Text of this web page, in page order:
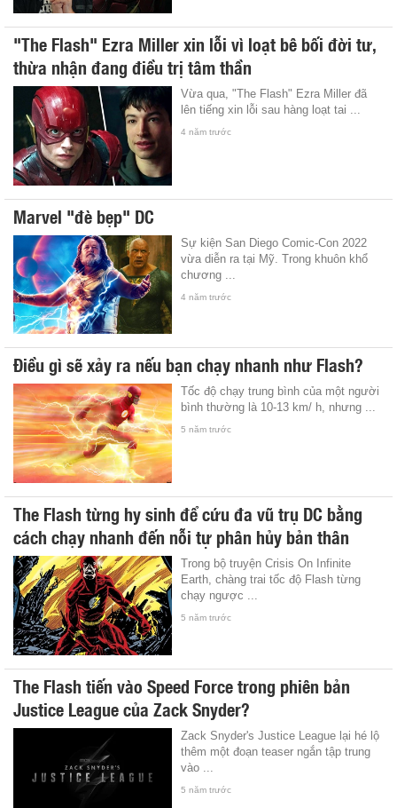
"The Flash" Ezra Miller xin lỗi vì loạt bê bối đời tư,
thừa nhận đang điều trị tâm thần
Vừa qua, "The Flash" Ezra Miller đã
lên tiếng xin lỗi sau hàng loạt tai ...
4 năm trước
Marvel "đè bẹp" DC
Sự kiện San Diego Comic-Con 2022
vừa diễn ra tại Mỹ. Trong khuôn khổ
chương ...
4 năm trước
Điều gì sẽ xảy ra nếu bạn chạy nhanh như Flash?
Tốc độ chạy trung bình của một người
bình thường là 10-13 km/ h, nhưng ...
5 năm trước
The Flash từng hy sinh để cứu đa vũ trụ DC bằng
cách chạy nhanh đến nỗi tự phân hủy bản thân
Trong bộ truyện Crisis On Infinite
Earth, chàng trai tốc độ Flash từng
chạy ngược ...
5 năm trước
The Flash tiến vào Speed Force trong phiên bản
Justice League của Zack Snyder?
Zack Snyder's Justice League lại hé lộ
thêm một đoạn teaser ngắn tập trung
vào ...
5 năm trước